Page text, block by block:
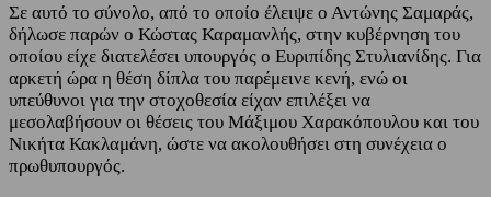
Σε αυτό το σύνολο, από το οποίο έλειψε ο Αντώνης Σαμαράς,
δήλωσε παρών ο Κώστας Καραμανλής, στην κυβέρνηση του
οποίου είχε διατελέσει υπουργός ο Ευριπίδης Στυλιανίδης. Για
αρκετή ώρα η θέση δίπλα του παρέμεινε κενή, ενώ οι
υπεύθυνοι για την στοχοθεσία είχαν επιλέξει να
μεσολαβήσουν οι θέσεις του Μάξιμου Χαρακόπουλου και του
Νικήτα Κακλαμάνη, ώστε να ακολουθήσει στη συνέχεια ο
πρωθυπουργός.